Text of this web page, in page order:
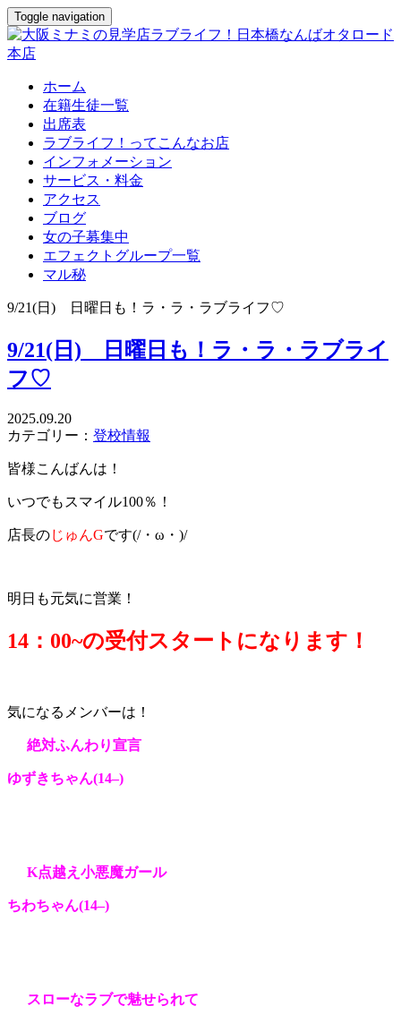
Toggle navigation
ホーム
在籍生徒一覧
出席表
ラブライフ！ってこんなお店
インフォメーション
サービス・料金
アクセス
ブログ
女の子募集中
エフェクトグループ一覧
マル秘
9/21(日) 日曜日も！ラ・ラ・ラブライフ♡
9/21(日) 日曜日も！ラ・ラ・ラブライ
フ♡
2025.09.20
カテゴリー： 登校情報
皆様こんばんは！
いつでもスマイル100％！
店長のじゅんGです(/・ω・)/
明日も元気に営業！
14：00~の受付スタートになります！
気になるメンバーは！
絶対ふんわり宣言
ゆずきちゃん(14–)
K点越え小悪魔ガール
ちわちゃん(14–)
スローなラブで魅せられて